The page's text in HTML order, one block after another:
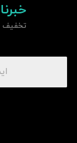
تخفیف